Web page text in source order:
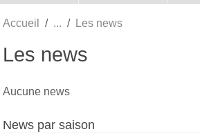
Accueil Les news
Les news
Aucune news
News par saison